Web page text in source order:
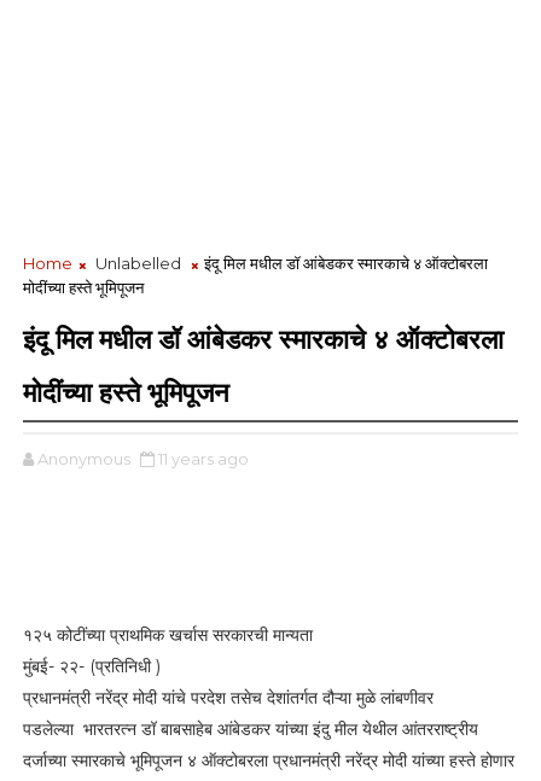
Home Unlabelled
इंदू मिल मधील डॉ आंबेडकर स्मारकाचे ४ ऑक्टोबरला
मोदींच्या हस्ते भूमिपूजन
इंदू मिल मधील डॉ आंबेडकर स्मारकाचे ४ ऑक्टोबरला
मोदींच्या हस्ते भूमिपूजन
Anonymous 11 years ago
१२५ कोटींच्या प्राथमिक खर्चास सरकारची मान्यता
मुंबई- २२- (प्रतिनिधी )
प्रधानमंत्री नरेंद्र मोदी यांचे परदेश तसेच देशांतर्गत दौऱ्या मुळे लांबणीवर
पडलेल्या भारतरत्न डॉ बाबसाहेब आंबेडकर यांच्या इंदु मील येथील आंतरराष्ट्रीय
दर्जाच्या स्मारकाचे भूमिपूजन ४ ऑक्टोबरला प्रधानमंत्री नरेंद्र मोदी यांच्या हस्ते होणार